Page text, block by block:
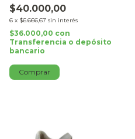
$40.000,00
6 x $6.666,67 sin interés
$36.000,00 con
Transferencia o depósito
bancario
Comprar